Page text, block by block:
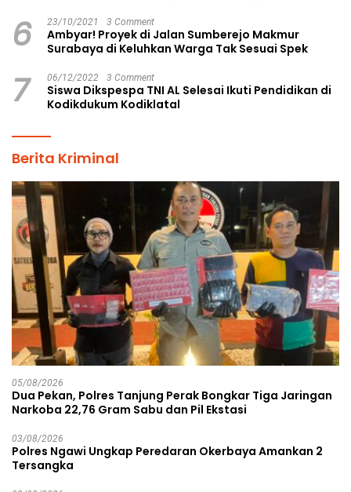
6 23/10/2021 3 Comment
Ambyar! Proyek di Jalan Sumberejo Makmur
Surabaya di Keluhkan Warga Tak Sesuai Spek
7 06/12/2022 3 Comment
Siswa Dikspespa TNI AL Selesai Ikuti Pendidikan di
Kodikdukum Kodiklatal
Berita Kriminal
05/08/2026
Dua Pekan, Polres Tanjung Perak Bongkar Tiga Jaringan
Narkoba 22,76 Gram Sabu dan Pil Ekstasi
03/08/2026
Polres Ngawi Ungkap Peredaran Okerbaya Amankan 2
Tersangka